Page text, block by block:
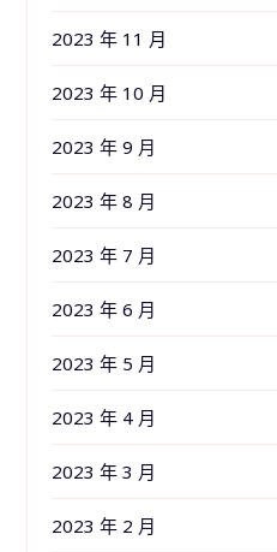
2023 年 11 月
2023 年 10 月
2023 年 9 月
2023 年 8 月
2023 年 7 月
2023 年 6 月
2023 年 5 月
2023 年 4 月
2023 年 3 月
2023 年 2 月